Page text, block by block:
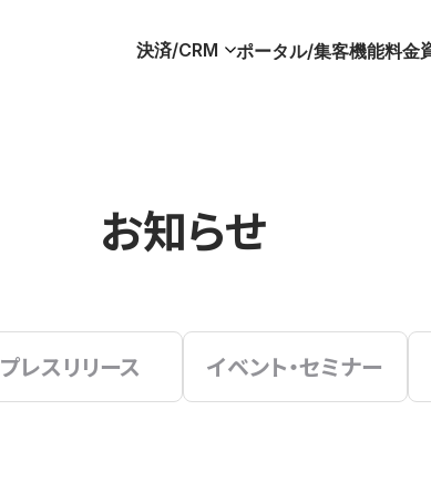
決済/CRM ポータル/集客機能料金
お知らせ
プレスリリース イベント・セミナー